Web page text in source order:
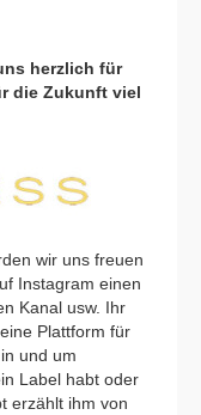
herzlich für
die Zukunft viel
wir uns freuen
Instagram einen
Kanal usw. Ihr
Plattform für
und um
Label habt oder
erzählt ihm von